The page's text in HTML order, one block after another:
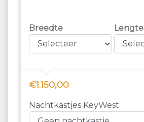
Breedte Lengte
€1.150,00
Nachtkastjes KeyWest